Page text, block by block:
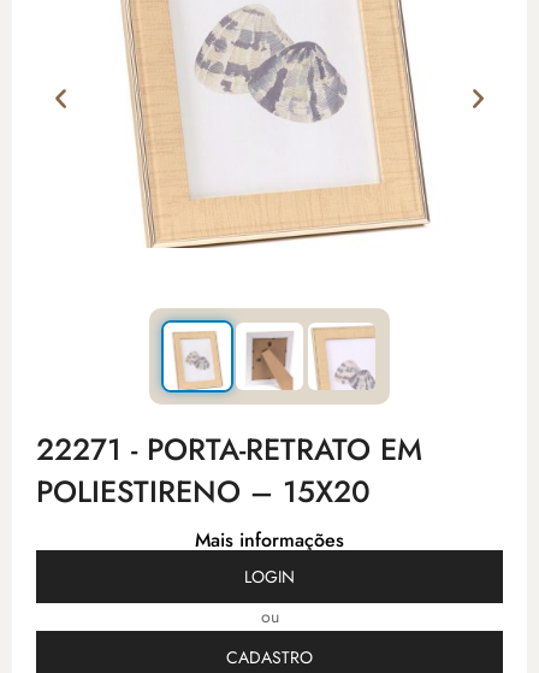
22271 - PORTA-RETRATO EM
POLIESTIRENO – 15X20
Mais informações
LOGIN
ou
CADASTRO